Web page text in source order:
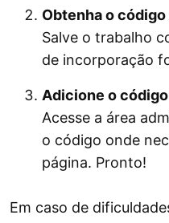
Obtenha o
Salve o trabalho
de incorporação
Adicione o
Acesse a área
o código onde
página. Pronto!
Em caso de